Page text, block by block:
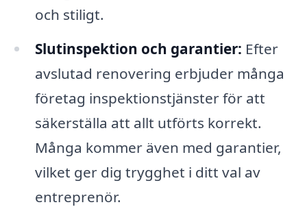
och stiligt.
Slutinspektion och garantier: Efter
avslutad renovering erbjuder många
företag inspektionstjänster för att
säkerställa att allt utförts korrekt.
Många kommer även med garantier,
vilket ger dig trygghet i ditt val av
entreprenör.